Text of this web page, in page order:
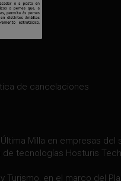
de cancelaciones
Milla en empresas del
tecnologías Hosturis
Turismo, en el marco del